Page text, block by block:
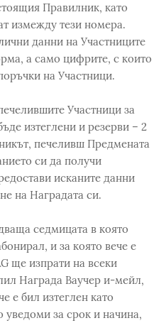
Правилник, като
измежду тези номера.
данни на Участниците
а само цифрите, с които
на Участници.
Участници за
изтеглени и резерви – 2
печеливш Предмената
си да получи
исканите данни
на Наградата си.
седмицата в която
и за която вече е
ще изпрати на всеки
Награда Ваучер и-мейл,
е бил изтеглен като
за срок и начина,